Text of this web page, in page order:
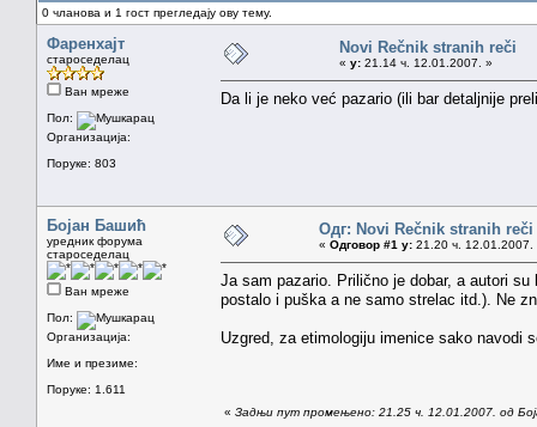
0 чланова и 1 гост прегледају ову тему.
Фаренхајт
староседелац
Ван мреже
Пол:
Организација:
Поруке: 803
Novi Rečnik stranih reči
« у: 21.14 ч. 12.01.2007. »
Da li je neko već pazario (ili bar detaljnije
Бојан Башић
уредник форума
староседелац
Ван мреже
Пол:
Организација:
Име и презиме:
Поруке: 1.611
Одг: Novi Rečnik stranih reči
« Одговор #1 у: 21.20 ч. 12.01.2007.
Ja sam pazario. Prilično je dobar, a autori
postalo i puška a ne samo strelac itd.). Ne
Uzgred, za etimologiju imenice sako navodi
« Задњи пут промењено: 21.25 ч. 12.01.2007. од